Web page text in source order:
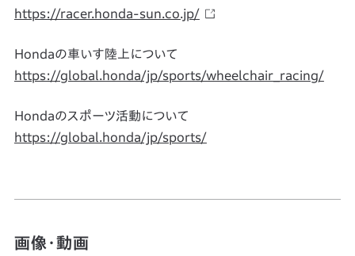
https://racer.honda-sun.co.jp/
Hondaの車いす陸上について
https://global.honda/jp/sports/wheelchair_racing/
Hondaのスポーツ活動について
https://global.honda/jp/sports/
画像・動画